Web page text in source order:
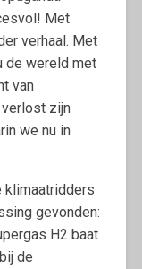
Met
verhaal. Met
de wereld met
van
zijn
we nu in
klimaatridders
gevonden:
H2 baat
de